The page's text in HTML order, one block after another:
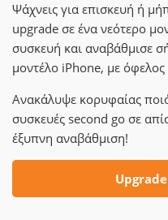
Ψάχνεις για επισκευή ή
upgrade σε ένα νεότερο
συσκευή και αναβάθμισε
μοντέλο iPhone, με
Ανακάλυψε κορυφαίας
συσκευές second go σε
έξυπνη αναβάθμιση!